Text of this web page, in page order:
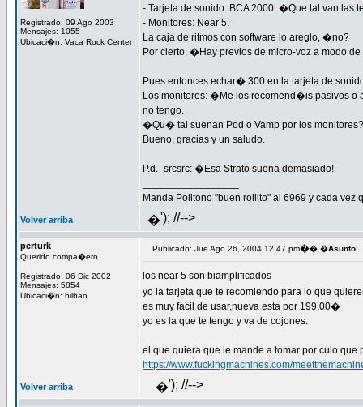
Registrado: 09 Ago 2003
Mensajes: 1055
Ubicaci�n: Vaca Rock Center
- Tarjeta de sonido: BCA 2000. �Que tal van las
- Monitores: Near 5.
La caja de ritmos con software lo areglo, �no?
Por cierto, �Hay previos de micro-voz a modo de
Pues entonces echar� 300 en la tarjeta de
Los monitores: �Me los recomend�is pasivos o
no tengo.
�Qu� tal suenan Pod o Vamp por los monitores?
Bueno, gracias y un saludo.
P.d.- srcsrc: �Esa Strato suena demasiado!
Manda Politono "buen rollito" al 6969 y cada
Volver arriba �'); //-->
perturk
Querido compa�ero
Registrado: 06 Dic 2002
Mensajes: 5854
Ubicaci�n: bilbao
Publicado: Jue Ago 26, 2004 12:47 pm�� �Asunto:
los near 5 son biamplificados
yo la tarjeta que te recomiendo para lo que
es muy facil de usar,nueva esta por 199,00�
yo es la que te tengo y va de cojones.
el que quiera que le mande a tomar por culo que
https://www.fuckingmachines.com/
Volver arriba �'); //-->